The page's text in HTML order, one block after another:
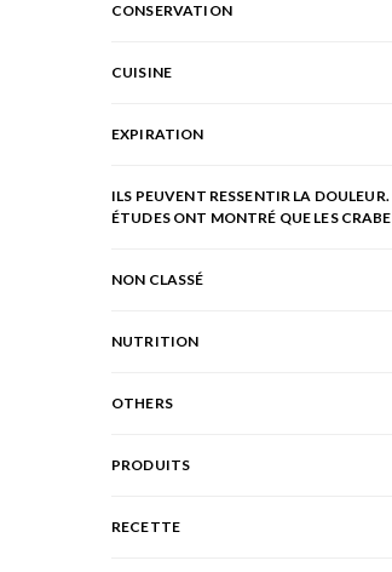
CONSERVATION
CUISINE
EXPIRATION
ILS PEUVENT RESSENTIR LA DOULEUR.
ÉTUDES ONT MONTRÉ QUE LES
NON CLASSÉ
NUTRITION
OTHERS
PRODUITS
RECETTE